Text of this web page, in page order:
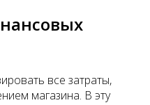
все затраты,
магазина. В эту